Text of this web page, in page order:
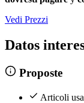
Vedi Prezzi
Datos
Proposte
Articoli